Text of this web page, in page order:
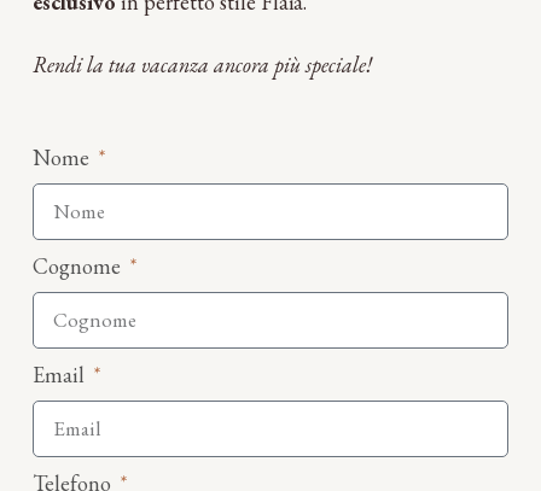
Rendi la tua vacanza ancora più speciale!
Nome
Cognome
Email
Telefono